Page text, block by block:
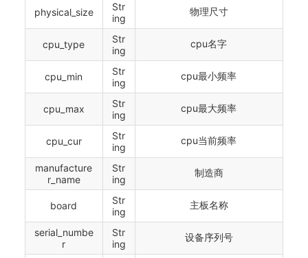
physical_size
Str
ing
物理尺寸
cpu_type
Str
ing
cpu名字
cpu_min
Str
ing
cpu最小频率
cpu_max
Str
ing
cpu最大频率
cpu_cur
Str
ing
cpu当前频率
manufacture
r_name
Str
ing
制造商
board
Str
ing
主板名称
serial_numbe
r
Str
ing
设备序列号